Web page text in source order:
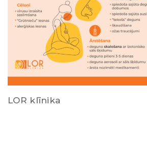
LOR klīnika